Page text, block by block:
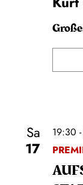
Sa
17
19:30